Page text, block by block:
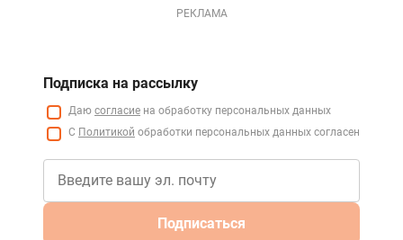
РЕКЛАМА
Подписка на рассылку
Даю согласие на обработку персональных данных
С Политикой обработки персональных данных согласен
Подписаться